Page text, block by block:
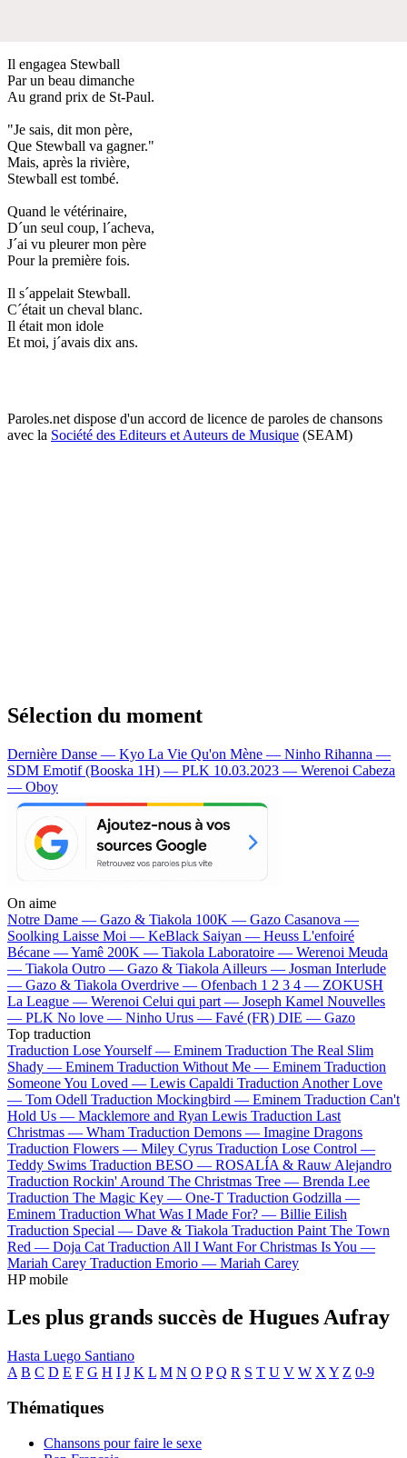
Il engagea Stewball
Par un beau dimanche
Au grand prix de St-Paul.
"Je sais, dit mon père,
Que Stewball va gagner."
Mais, après la rivière,
Stewball est tombé.
Quand le vétérinaire,
D´un seul coup, l´acheva,
J´ai vu pleurer mon père
Pour la première fois.
Il s´appelait Stewball.
C´était un cheval blanc.
Il était mon idole
Et moi, j´avais dix ans.
Paroles.net dispose d'un accord de licence de paroles de chansons
avec la Société des Editeurs et Auteurs de Musique (SEAM)
Sélection du moment
Dernière Danse — Kyo La Vie Qu'on Mène — Ninho Rihanna —
SDM Emotif (Booska 1H) — PLK 10.03.2023 — Werenoi Cabeza
— Oboy
On aime
Notre Dame — Gazo & Tiakola 100K — Gazo Casanova —
Soolking Laisse Moi — KeBlack Saiyan — Heuss L'enfoiré
Bécane —Yamê 200K — Tiakola Laboratoire — Werenoi Meuda
— Tiakola Outro — Gazo & Tiakola Ailleurs — Josman Interlude
— Gazo & Tiakola Overdrive — Ofenbach 1 2 3 4 — ZOKUSH
La League — Werenoi Celui qui part — Joseph Kamel Nouvelles
— PLK No love — Ninho Urus — Favé (FR) DIE — Gazo
Top traduction
Traduction Lose Yourself — Eminem Traduction The Real Slim
Shady — Eminem Traduction Without Me — Eminem Traduction
Someone You Loved — Lewis Capaldi Traduction Another Love
— Tom Odell Traduction Mockingbird — Eminem Traduction Can't
Hold Us — Macklemore and Ryan Lewis Traduction Last
Christmas — Wham Traduction Demons — Imagine Dragons
Traduction Flowers — Miley Cyrus Traduction Lose Control —
Teddy Swims Traduction BESO — ROSALÍA & Rauw Alejandro
Traduction Rockin' Around The Christmas Tree — Brenda Lee
Traduction The Magic Key — One-T Traduction Godzilla —
Eminem Traduction What Was I Made For? — Billie Eilish
Traduction Special — Dave & Tiakola Traduction Paint The Town
Red — Doja Cat Traduction All I Want For Christmas Is You —
Mariah Carey Traduction Emorio — Mariah Carey
HP mobile
Les plus grands succès de Hugues Aufray
Hasta Luego Santiano
A B C D E F G H I J K L M N O P Q R S T U V W X Y Z 0-9
Thématiques
Chansons pour faire le sexe